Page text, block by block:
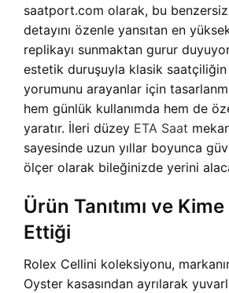
saatport.com olarak, bu
detayını özenle yansıtan en
replikayı sunmaktan gurur
estetik duruşuyla klasik
yorumunu arayanlar için
hem günlük kullanımda hem de
yaratır. İleri düzey ETA Saat
sayesinde uzun yıllar boyunca
ölçer olarak bileğinizde yerini
Ürün Tanıtımı ve
Ettiği
Rolex Cellini koleksiyonu,
Oyster kasasından ayrılarak